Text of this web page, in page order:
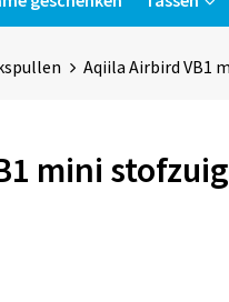
Aqiila Airbird VB1
mini